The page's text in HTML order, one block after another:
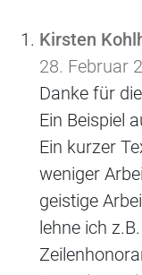
Kirsten
28. Februar
Danke für
Ein Beispiel
Ein kurzer
weniger
geistige
lehne ich